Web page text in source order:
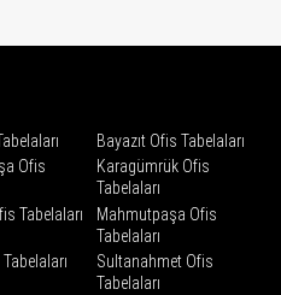
Bayazıt Ofis Tabelaları
Ofis
Karagümrük Ofis
Tabelaları
Tabelaları
Mahmutpaşa Ofis
Tabelaları
Sultanahmet Ofis
Tabelaları